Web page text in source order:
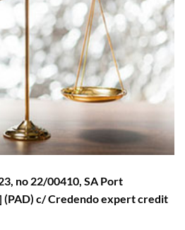
no 22/00410, SA Port
(PAD) c/ Credendo expert credit